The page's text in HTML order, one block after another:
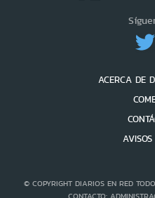
ACERCA DE
© COPYRIGHT DIARIOS EN RED